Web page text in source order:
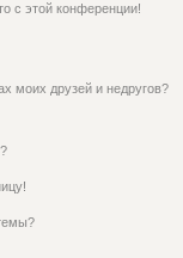
с этой конференции!
моих друзей и недругов?